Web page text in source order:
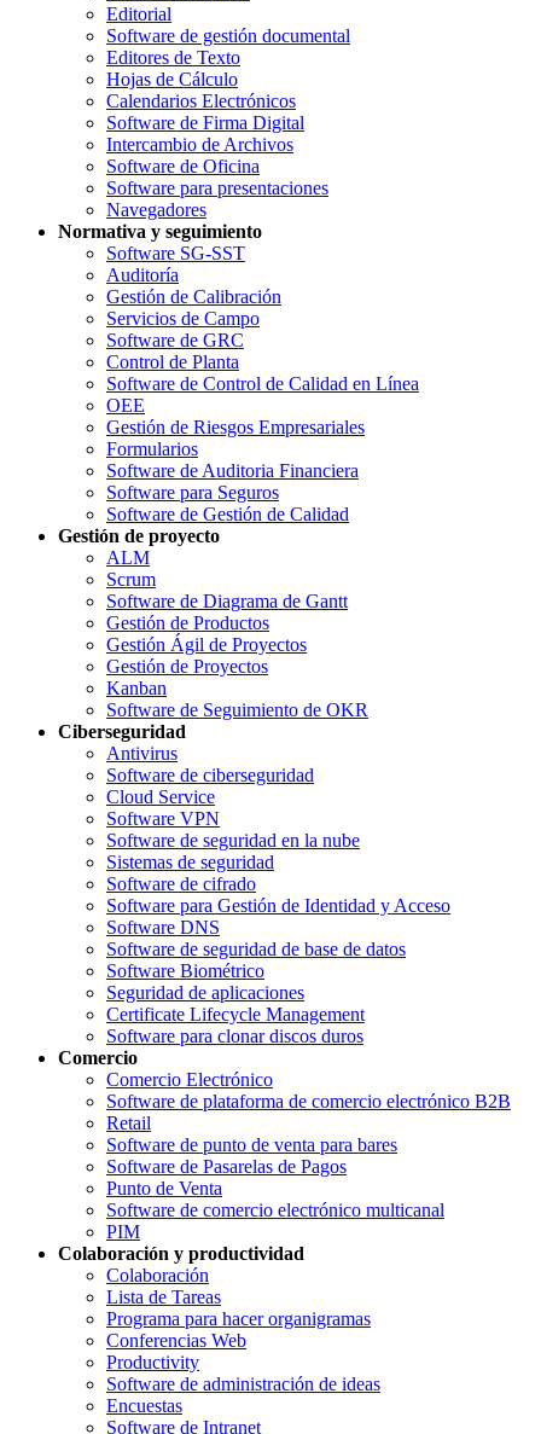
Editorial
Software de gestión documental
Editores de Texto
Hojas de Cálculo
Calendarios Electrónicos
Software de Firma Digital
Intercambio de Archivos
Software de Oficina
Software para presentaciones
Navegadores
Normativa y seguimiento
Software SG-SST
Auditoría
Gestión de Calibración
Servicios de Campo
Software de GRC
Control de Planta
Software de Control de Calidad en Línea
OEE
Gestión de Riesgos Empresariales
Formularios
Software de Auditoria Financiera
Software para Seguros
Software de Gestión de Calidad
Gestión de proyecto
ALM
Scrum
Software de Diagrama de Gantt
Gestión de Productos
Gestión Ágil de Proyectos
Gestión de Proyectos
Kanban
Software de Seguimiento de OKR
Ciberseguridad
Antivirus
Software de ciberseguridad
Cloud Service
Software VPN
Software de seguridad en la nube
Sistemas de seguridad
Software de cifrado
Software para Gestión de Identidad y Acceso
Software DNS
Software de seguridad de base de datos
Software Biométrico
Seguridad de aplicaciones
Certificate Lifecycle Management
Software para clonar discos duros
Comercio
Comercio Electrónico
Software de plataforma de comercio electrónico B2B
Retail
Software de punto de venta para bares
Software de Pasarelas de Pagos
Punto de Venta
Software de comercio electrónico multicanal
PIM
Colaboración y productividad
Colaboración
Lista de Tareas
Programa para hacer organigramas
Conferencias Web
Productivity
Software de administración de ideas
Encuestas
Software de Intranet